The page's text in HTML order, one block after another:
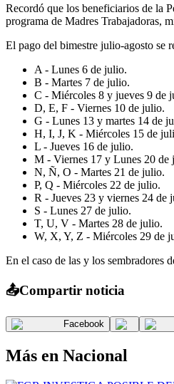
Recordó que los beneficiarios de la
programa de Madres Trabajadoras,
El pago del bimestre julio-agosto se
A - Lunes 6 de julio.
B - Martes 7 de julio.
C - Miércoles 8 y jueves 9 de
D, E, F - Viernes 10 de julio.
G - Lunes 13 y martes 14 de
H, I, J, K - Miércoles 15 de
L - Jueves 16 de julio.
M - Viernes 17 y Lunes 20 de
N, Ñ, O - Martes 21 de julio.
P, Q - Miércoles 22 de julio.
R - Jueves 23 y viernes 24 de
S - Lunes 27 de julio.
T, U, V - Martes 28 de julio.
W, X, Y, Z - Miércoles 29 de
En el caso de las y los sembradores
📤Compartir noticia
Facebook
Más en Nacional